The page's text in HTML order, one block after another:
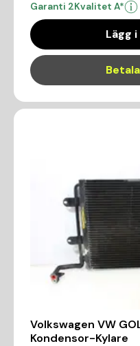
Garanti 2Kvalitet A*
Lägg
Volkswagen VW
Kondensor-Kylare